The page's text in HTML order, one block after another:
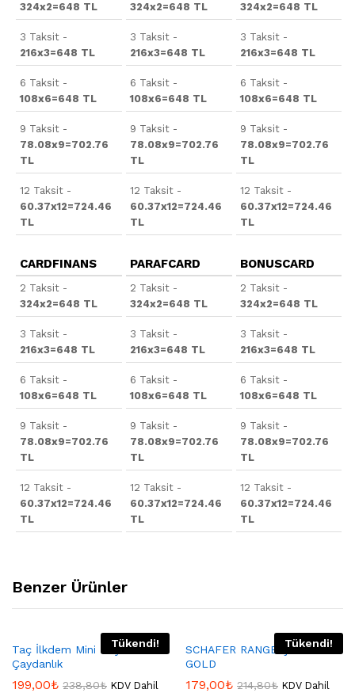
324x2=648 TL
3 Taksit -
216x3=648 TL
6 Taksit -
108x6=648 TL
9 Taksit -
78.08x9=702.76
TL
12 Taksit -
60.37x12=724.46
TL
324x2=648 TL
3 Taksit -
216x3=648 TL
6 Taksit -
108x6=648 TL
9 Taksit -
78.08x9=702.76
TL
12 Taksit -
60.37x12=724.46
TL
324x2=648 TL
3 Taksit -
216x3=648 TL
6 Taksit -
108x6=648 TL
9 Taksit -
78.08x9=702.76
TL
12 Taksit -
60.37x12=724.46
TL
CARDFINANS
2 Taksit -
324x2=648 TL
3 Taksit -
216x3=648 TL
6 Taksit -
108x6=648 TL
9 Taksit -
78.08x9=702.76
TL
12 Taksit -
60.37x12=724.46
TL
PARAFCARD
2 Taksit -
324x2=648 TL
3 Taksit -
216x3=648 TL
6 Taksit -
108x6=648 TL
9 Taksit -
78.08x9=702.76
TL
12 Taksit -
60.37x12=724.46
TL
BONUSCARD
2 Taksit -
324x2=648 TL
3 Taksit -
216x3=648 TL
6 Taksit -
108x6=648 TL
9 Taksit -
78.08x9=702.76
TL
12 Taksit -
60.37x12=724.46
TL
Benzer Ürünler
Tükendi!
Taç İlkdem Mini Boy Kırmızı
Çaydanlık
199,00₺ 238,80₺ KDV Dahil
Tükendi!
SCHAFER RANGE ÇAYDANLIK
GOLD
179,00₺ 214,80₺ KDV Dahil